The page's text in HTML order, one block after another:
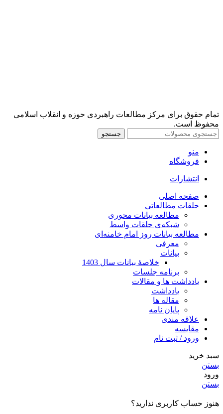
تمام حقوق برای مرکز مطالعات راهبردی حوزه و انقلاب اسلامی
محفوظ است.
جستجو
منو
فروشگاه
انتشارات
صفحه اصلی
حلقات مطالعاتی
مطالعه بیانات محوری
شبکه‌ی حلقات واسط
مطالعه بیانات روز امام خامنه‌ای
معرفی
بیانات
خلاصۀ بیانات سال 1403
برنامه جلسات
یادداشت ها و مقالات
یادداشت
مقاله ها
پایان نامه
علاقه مندی
مقایسه
ورود / ثبت نام
سبد خرید
بستن
ورود
بستن
هنوز حساب کاربری ندارید؟